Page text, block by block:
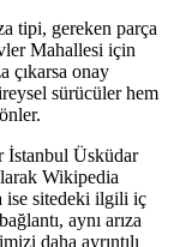
tipi, gereken parça
Mahallesi için
çıkarsa onay
sürücüler hem
İstanbul Üsküdar
Wikipedia
ise sitedeki ilgili iç
aynı arıza
daha ayrıntılı